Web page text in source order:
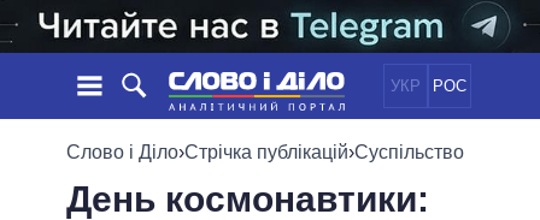
УКР РОС
НОВИНИ
СТРІЧКА
ПОЛІТИКА
ОБIЦЯНКИ
Слово і Діло›Стрічка публікацій›Суспільство
День космонавтики: